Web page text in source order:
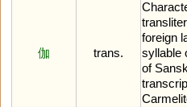
伽 trans.
foreign
syllable
of